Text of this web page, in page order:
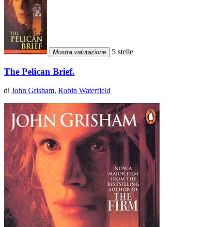
Mostra valutazione 5 stelle
The Pelican Brief.
di John Grisham, Robin Waterfield